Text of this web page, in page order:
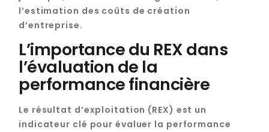
l’estimation des coûts de création
d’entreprise.
L’importance du REX dans
l’évaluation de la
performance financière
Le résultat d’exploitation (REX) est un
indicateur clé pour évaluer la performance